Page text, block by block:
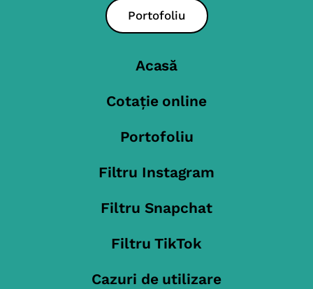
Portofoliu
Acasă
Cotație online
Portofoliu
Filtru Instagram
Filtru Snapchat
Filtru TikTok
Cazuri de utilizare